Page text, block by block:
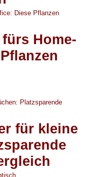
Home-
für kleine